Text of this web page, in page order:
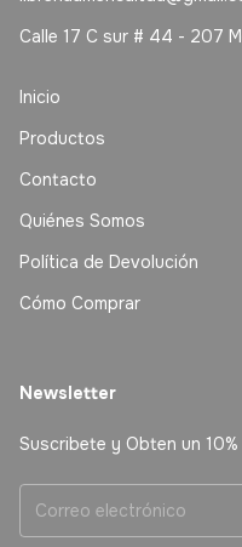
Calle 17 C sur # 44 - 207
Inicio
Productos
Contacto
Quiénes Somos
Política de Devolución
Cómo Comprar
Newsletter
Suscribete y Obten un 10%